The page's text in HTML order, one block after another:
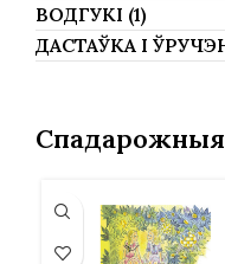
ВОДГУКІ (1)
ДАСТАЎКА І